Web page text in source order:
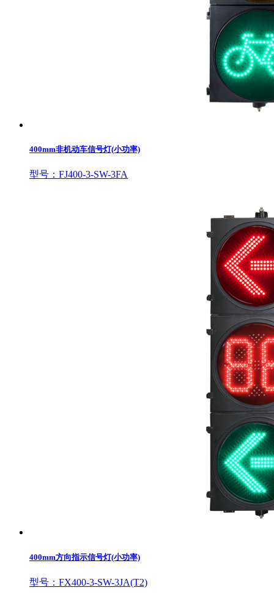
400mm非机动车信号灯(小功率)
型号：FJ400-3-SW-3FA
400mm方向指示信号灯(小功率)
型号：FX400-3-SW-3JA(T2)